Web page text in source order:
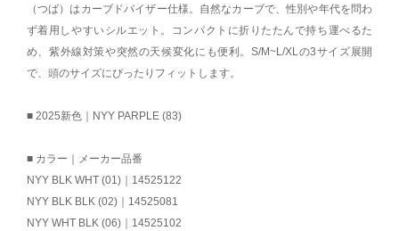
（つば）はカーブドバイザー仕様。自然なカーブで、性別や年代を問わ
ず着用しやすいシルエット。コンパクトに折りたたんで持ち運べるた
め、紫外線対策や突然の天候変化にも便利。S/M~L/XLの3サイズ展開
で、頭のサイズにぴったりフィットします。
■ 2025新色｜NYY PARPLE (83)
■ カラー｜メーカー品番
NYY BLK WHT (01)｜14525122
NYY BLK BLK (02)｜14525081
NYY WHT BLK (06)｜14525102